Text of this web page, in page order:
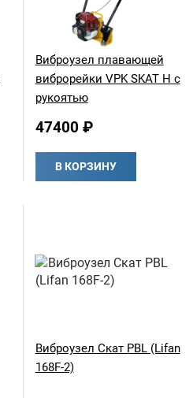
Виброузел плавающей
виброрейки VPK SKAT H с
рукоятью
47400 ₽
В КОРЗИНУ
Виброузел Скат РВL (Lifan
168F-2)